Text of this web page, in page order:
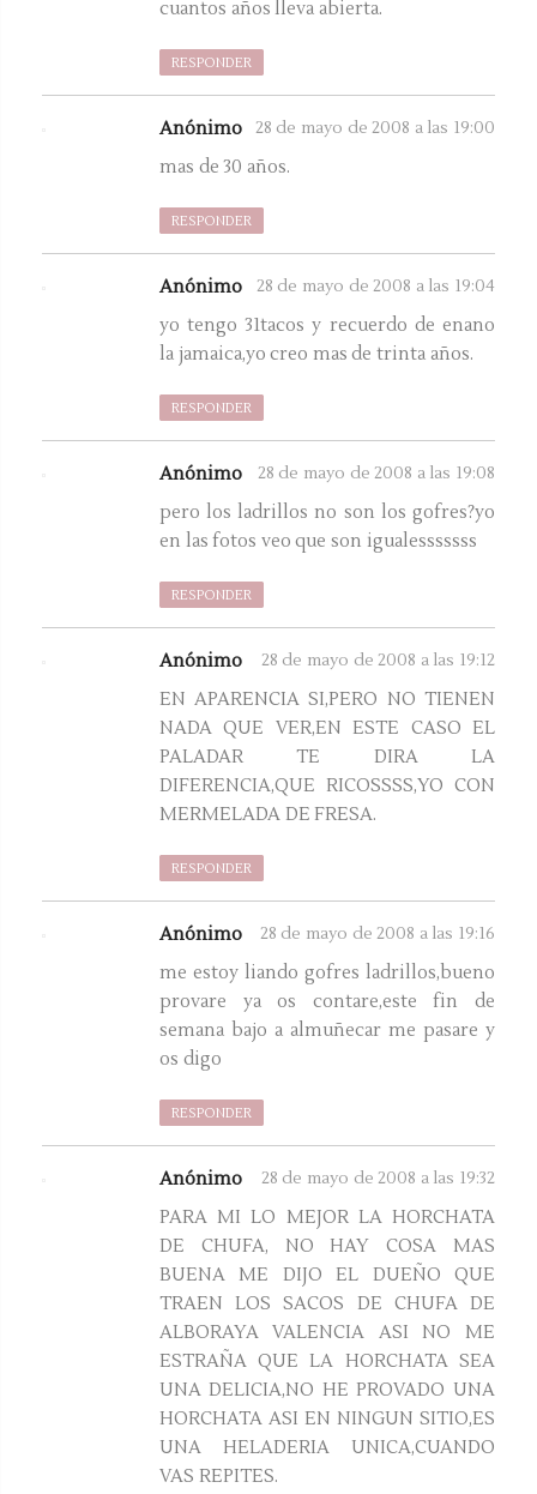
cuantos años lleva abierta.
RESPONDER
Anónimo 28 de mayo de 2008 a las 19:00
mas de 30 años.
RESPONDER
Anónimo 28 de mayo de 2008 a las 19:04
yo tengo 31tacos y recuerdo de enano
la jamaica,yo creo mas de trinta años.
RESPONDER
Anónimo 28 de mayo de 2008 a las 19:08
pero los ladrillos no son los gofres?yo
en las fotos veo que son igualesssssss
RESPONDER
Anónimo 28 de mayo de 2008 a las 19:12
EN APARENCIA SI,PERO NO TIENEN
NADA QUE VER,EN ESTE CASO EL
PALADAR TE DIRA LA
DIFERENCIA,QUE RICOSSSS,YO CON
MERMELADA DE FRESA.
RESPONDER
Anónimo 28 de mayo de 2008 a las 19:16
me estoy liando gofres ladrillos,bueno
provare ya os contare,este fin de
semana bajo a almuñecar me pasare y
os digo
RESPONDER
Anónimo 28 de mayo de 2008 a las 19:32
PARA MI LO MEJOR LA HORCHATA
DE CHUFA, NO HAY COSA MAS
BUENA ME DIJO EL DUEÑO QUE
TRAEN LOS SACOS DE CHUFA DE
ALBORAYA VALENCIA ASI NO ME
ESTRAÑA QUE LA HORCHATA SEA
UNA DELICIA,NO HE PROVADO UNA
HORCHATA ASI EN NINGUN SITIO,ES
UNA HELADERIA UNICA,CUANDO
VAS REPITES.